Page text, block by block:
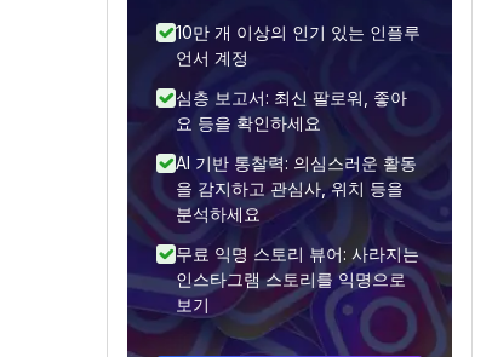
10만 개 이상의 인기 있는 인플루
언서 계정
심층 보고서: 최신 팔로워, 좋아
요 등을 확인하세요
AI 기반 통찰력: 의심스러운 활동
을 감지하고 관심사, 위치 등을
분석하세요
무료 익명 스토리 뷰어: 사라지는
인스타그램 스토리를 익명으로
보기